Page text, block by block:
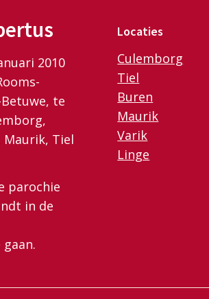
2010
te
Maurik, Tiel
parochie
in de
Locaties
Culemborg
Tiel
Buren
Maurik
Varik
Linge